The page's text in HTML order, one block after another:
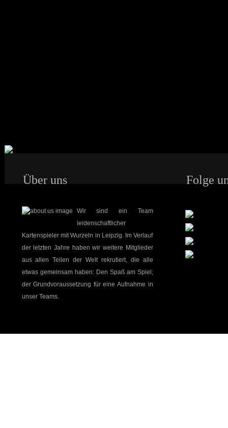
Über uns
Wir sind ein Team
leidenschaftlicher
Kartenspieler mit Wurzeln in Leipzig. Im Verlauf
der letzten Jahre haben wir weitere Mitglieder
aus allen Teilen der Welt rekrutiert, die alle
etwas gemeinsam haben: Den Spaß am Spiel;
der Grundvoraussetzung für eine Aufnahme in
unser Teams.
Folge